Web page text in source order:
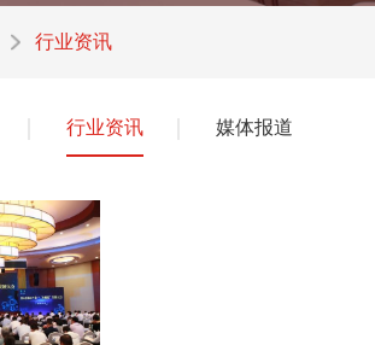
行业资讯
行业资讯 媒体报道